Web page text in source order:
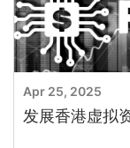
发展香港虚拟
Apr 25, 2025